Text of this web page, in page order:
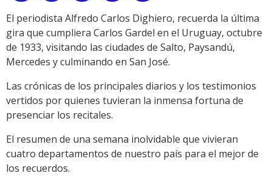
Link
El periodista Alfredo Carlos Dighiero, recuerda la última
gira que cumpliera Carlos Gardel en el Uruguay, octubre
de 1933, visitando las ciudades de Salto, Paysandú,
Mercedes y culminando en San José.
Las crónicas de los principales diarios y los testimonios
vertidos por quienes tuvieran la inmensa fortuna de
presenciar los recitales.
El resumen de una semana inolvidable que vivieran
cuatro departamentos de nuestro país para el mejor de
los recuerdos.